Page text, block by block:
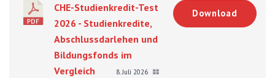
CHE-Studienkredit-Test
2026 - Studienkredite,
Abschlussdarlehen und
Bildungsfonds im
Vergleich
8. Juli 2026
Download